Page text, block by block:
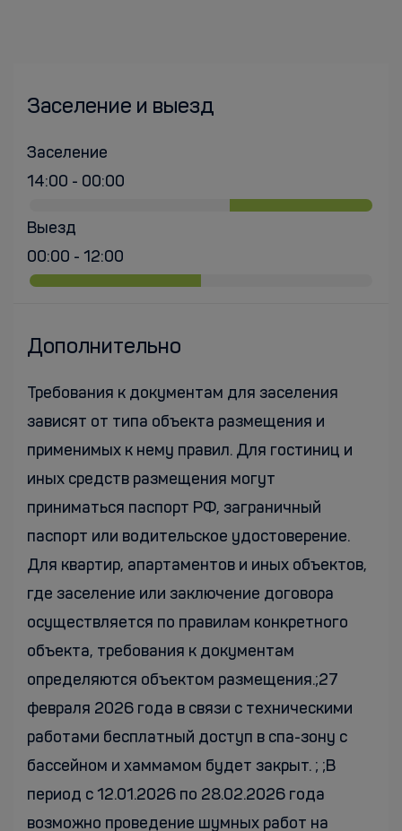
Заселение и выезд
Заселение
14:00 - 00:00
Выезд
00:00 - 12:00
Дополнительно
Требования к документам для заселения
зависят от типа объекта размещения и
применимых к нему правил. Для гостиниц и
иных средств размещения могут
приниматься паспорт РФ, заграничный
паспорт или водительское удостоверение.
Для квартир, апартаментов и иных объектов,
где заселение или заключение договора
осуществляется по правилам конкретного
объекта, требования к документам
определяются объектом размещения.;27
февраля 2026 года в связи с техническими
работами бесплатный доступ в спа-зону с
бассейном и хаммамом будет закрыт. ; ;В
период с 12.01.2026 по 28.02.2026 года
возможно проведение шумных работ на